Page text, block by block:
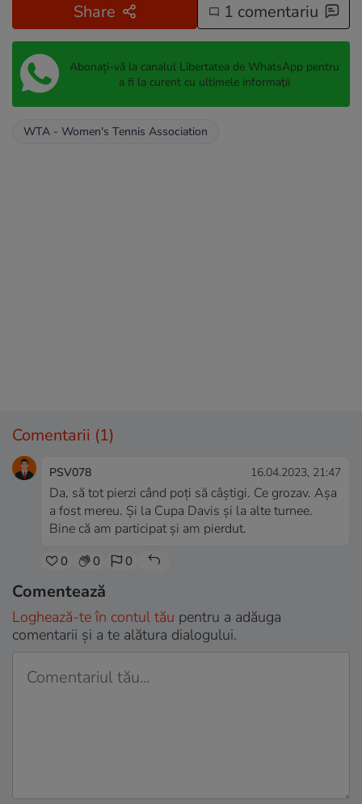
Share 1 comentariu
Abonați-vă la canalul Libertatea de WhatsApp pentru
a fi la curent cu ultimele informații
WTA - Women's Tennis Association
Comentarii (1)
PSV078 16.04.2023, 21:47
Da, să tot pierzi când poți să câștigi. Ce grozav. Așa
a fost mereu. Și la Cupa Davis și la alte turnee.
Bine că am participat și am pierdut.
0 0 0
Comentează
Loghează-te în contul tău pentru a adăuga
comentarii și a te alătura dialogului.